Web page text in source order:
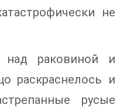
не
над раковиной и
раскраснелось и
русые